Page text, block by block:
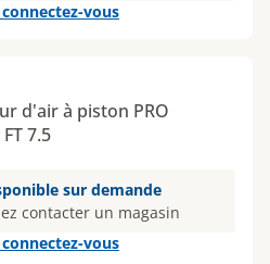
connectez-vous
d'air à piston PRO
7.5
sur demande
contacter un magasin
connectez-vous